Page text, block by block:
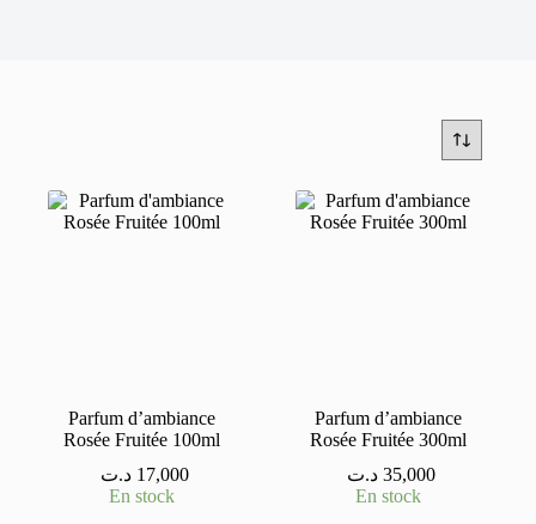
Parfum d’ambiance
Rosée Fruitée 100ml
17,000 د.ت
En stock
Parfum d’ambiance
Rosée Fruitée 300ml
35,000 د.ت
En stock